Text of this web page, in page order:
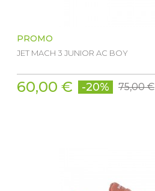
PROMO
JET MACH 3 JUNIOR AC BOY
60,00 € -20% 75,00 €